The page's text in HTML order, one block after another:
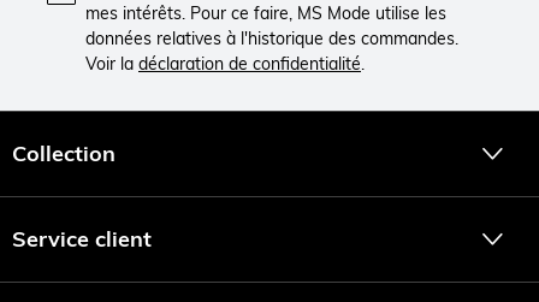
mes intérêts. Pour ce faire, MS Mode utilise les
données relatives à l'historique des commandes.
Voir la déclaration de confidentialité
Collection
Service client